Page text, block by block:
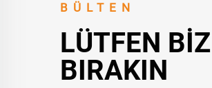
BÜLTEN
LÜTFEN
BIRAKIN